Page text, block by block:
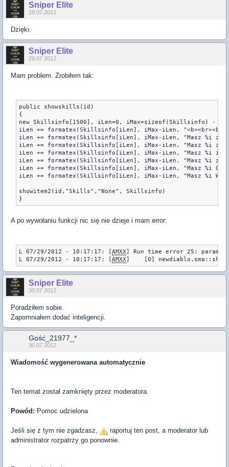
Sniper Elite
29.07.2012
Dzięki.
Sniper Elite
29.07.2012
Mam problem. Zrobiłem tak:
public showskills(id)
{
new Skillsinfo[1500], iLen=0, iMax=sizeof(Skillsinfo) - 1;
iLen += formatex(Skillsinfo[iLen], iMax-iLen,
iLen += formatex(Skillsinfo[iLen], iMax-iLen, "Masz %i
iLen += formatex(Skillsinfo[iLen], iMax-iLen, "Masz %i
iLen += formatex(Skillsinfo[iLen], iMax-iLen, "Masz %i
iLen += formatex(Skillsinfo[iLen], iMax-iLen, "Masz %i
iLen += formatex(Skillsinfo[iLen], iMax-iLen, "Masz %i
iLen += formatex(Skillsinfo[iLen], iMax-iLen, "Masz %i
showitem2(id,"Skills","None", Skillsinfo)
}
A po wywołaniu funkcji nic się nie dzieje i mam error:
L 07/29/2012 - 10:17:17: [AMXX] Run time error 25:
L 07/29/2012 - 10:17:17: [AMXX]    [0]
Sniper Elite
30.07.2012
Poradziłem sobie.
Zapomniałem dodać inteligencji.
Gość_21977_*
30.07.2012
Wiadomość wygenerowana automatycznie
Ten temat został zamknięty przez moderatora.
Powód: Pomoc udzielona
Jeśli się z tym nie zgadzasz,
raportuj ten post, a moderator lub
administrator rozpatrzy go ponownie.